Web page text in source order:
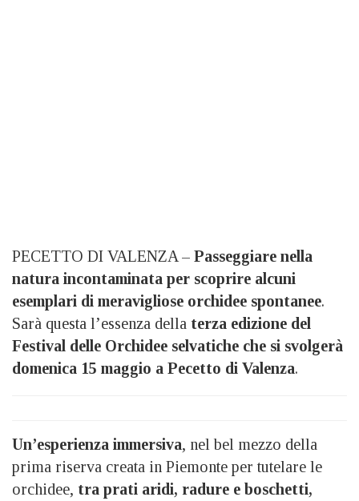
PECETTO DI VALENZA – Passeggiare nella
natura incontaminata per scoprire alcuni
esemplari di meravigliose orchidee spontanee.
Sarà questa l’essenza della terza edizione del
Festival delle Orchidee selvatiche che si svolgerà
domenica 15 maggio a Pecetto di Valenza.
Un’esperienza immersiva, nel bel mezzo della
prima riserva creata in Piemonte per tutelare le
orchidee, tra prati aridi, radure e boschetti,